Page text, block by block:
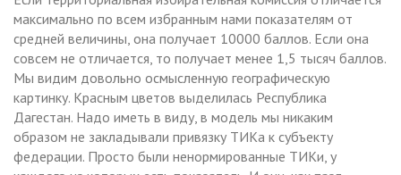
максимально по всем избранным нами показателям от
средней величины, она получает 10000 баллов. Если она
совсем не отличается, то получает менее 1,5 тысяч баллов.
Мы видим довольно осмысленную географическую
картинку. Красным цветов выделилась Республика
Дагестан. Надо иметь в виду, в модель мы никаким
образом не закладывали привязку ТИКа к субъекту
федерации. Просто были ненормированные ТИКи, у